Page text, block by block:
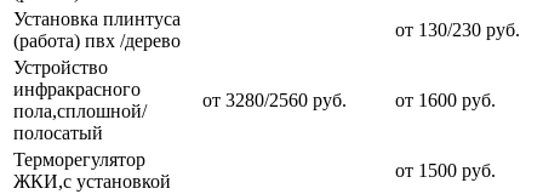
Установка плинтуса
(работа) пвх /дерево
от 130/230 руб.
Устройство
инфракрасного
пола,сплошной/
полосатый
от 3280/2560 руб. от 1600 руб.
Терморегулятор
ЖКИ,с установкой
от 1500 руб.